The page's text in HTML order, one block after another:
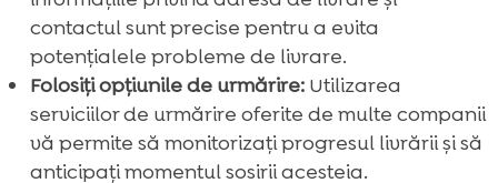
contactul sunt precise pentru a evita
potențialele probleme de livrare.
Folosiți opțiunile de urmărire:Utilizarea
serviciilor de urmărire oferite de multe companii
vă permite să monitorizați progresul livrării și să
anticipați momentul sosirii acesteia.